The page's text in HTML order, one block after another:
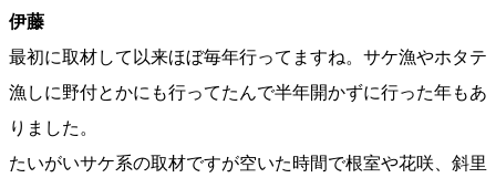
伊藤
最初に取材して以来ほぼ毎年行ってますね。サケ漁やホタテ
漁しに野付とかにも行ってたんで半年開かずに行った年もあ
りました。
たいがいサケ系の取材ですが空いた時間で根室や花咲、斜里